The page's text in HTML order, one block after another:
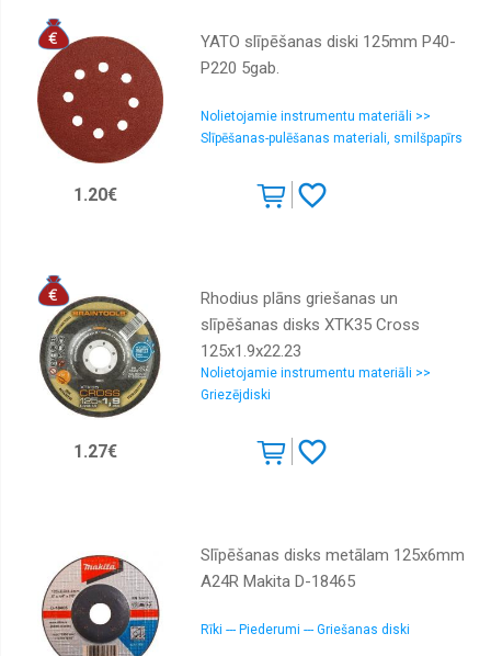
YATO slīpēšanas diski 125mm P40-
P220 5gab.
Nolietojamie instrumentu materiāli >>
Slīpēšanas-pulēšanas materiali, smilšpapīrs
1.20€
Rhodius plāns griešanas un
slīpēšanas disks XTK35 Cross
125x1.9x22.23
Nolietojamie instrumentu materiāli >>
Griezējdiski
1.27€
Slīpēšanas disks metālam 125x6mm
A24R Makita D-18465
Rīki --- Piederumi --- Griešanas diski